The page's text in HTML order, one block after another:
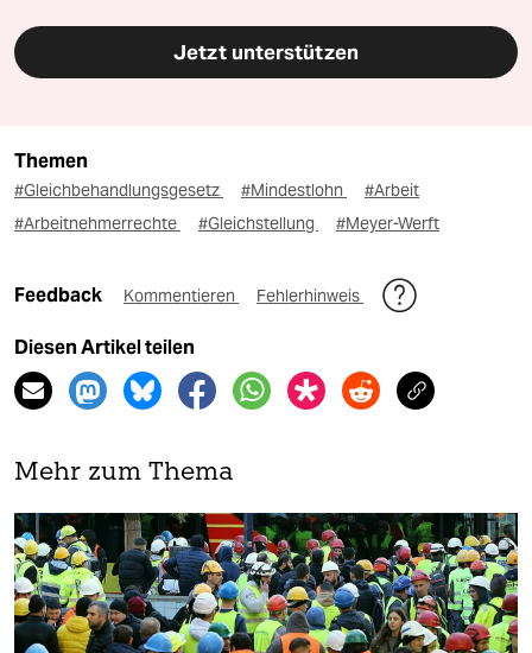
Jetzt unterstützen
Themen
#Gleichbehandlungsgesetz #Mindestlohn
#Arbeit
#Arbeitnehmerrechte
#Gleichstellung #Meyer-Werft
Feedback Kommentieren Fehlerhinweis
Diesen Artikel teilen
Mehr zum Thema